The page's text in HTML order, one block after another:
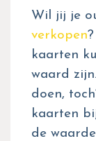
Wil jij je
verkopen
kaarten
waard
doen,
kaarten
de